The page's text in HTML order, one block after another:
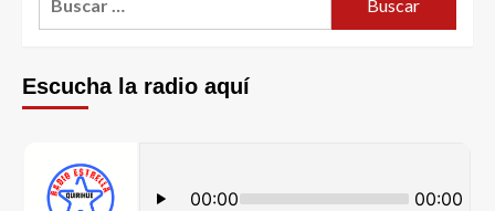
Escucha la radio aquí